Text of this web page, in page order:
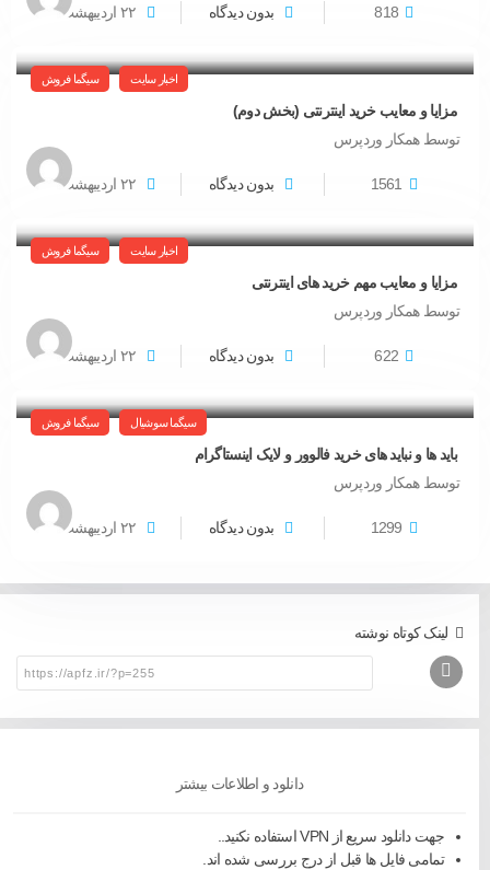
818 بدون دیدگاه ۲۲ اردیبهشت
اخبار سایت سیگما فروش
مزایا و معایب خرید اینترنتی (بخش دوم)
توسط همکار وردپرس
1561 بدون دیدگاه ۲۲ اردیبهشت
اخبار سایت سیگما فروش
مزایا و معایب مهم خرید های اینترنتی
توسط همکار وردپرس
622 بدون دیدگاه ۲۲ اردیبهشت
سیگما سوشیال سیگما فروش
باید ها و نباید های خرید فالوور و لایک اینستاگرام
توسط همکار وردپرس
1299 بدون دیدگاه ۲۲ اردیبهشت
لینک کوتاه نوشته
دانلود و اطلاعات بیشتر
جهت دانلود سریع از VPN استفاده نکنید..
تمامی فایل ها قبل از درج بررسی شده اند.